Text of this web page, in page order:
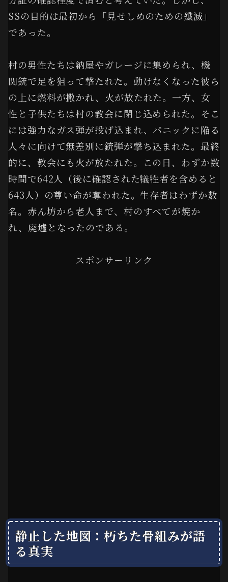
SSの目的は最初から「見せしめのための殲滅」
であった。
村の男性たちは納屋やガレージに集められ、機
関銃で足を狙って撃たれた。動けなくなった彼ら
の上に燃料が撒かれ、火が放たれた。一方、女
性と子供たちは村の教会に閉じ込められた。そこ
には強力なガス弾が投げ込まれ、パニックに陥る
人々に向けて無差別に銃弾が撃ち込まれた。最終
的に、教会にも火が放たれた。この日、わずか数
時間で642人（後に確認された犠牲者を含めると
643人）の尊い命が奪われた。生存者はわずか数
名。赤ん坊から老人まで、村のすべてが焼か
れ、廃墟となったのである。
スポンサーリンク
静止した地図：朽ちた骨組みが語
る真実